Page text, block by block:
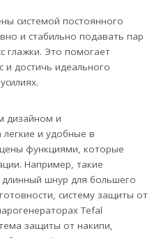
системой постоянного
и стабильно подавать пар
глажки. Это помогает
и достичь идеального
дизайном и
и удобные в
функциями, которые
Например, такие
шнур для большего
систему защиты от
Tefal
защиты от накипи,